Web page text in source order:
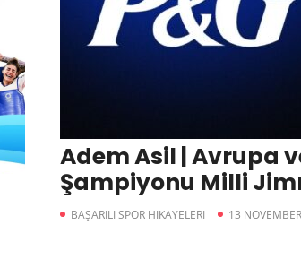
Adem Asil | Avrupa
Şampiyonu
BAŞARILI SPOR HIKAYELERI 13